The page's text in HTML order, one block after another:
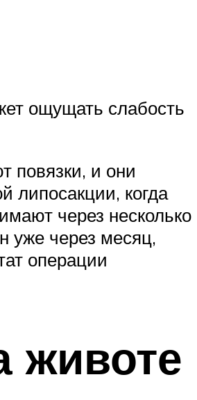
ощущать слабость
повязки, и они
липосакции, когда
через несколько
уже через месяц,
операции
животе